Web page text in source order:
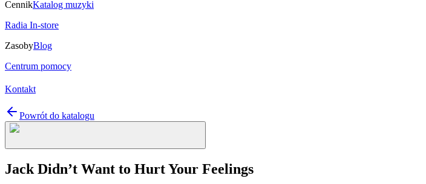
CennikKatalog muzyki
Radia In-store
ZasobyBlog
Centrum pomocy
Kontakt
Powrót do katalogu
Jack Didn’t Want to Hurt Your Feelings